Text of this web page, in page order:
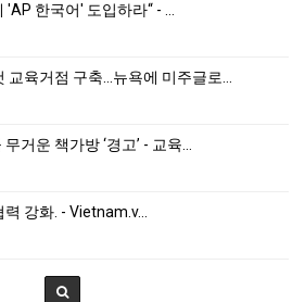
한국어' 도입하라“ - …
교육거점 구축…뉴욕에 미주글로…
거운 책가방 ‘경고’ - 교육…
강화. - Vietnam.v…